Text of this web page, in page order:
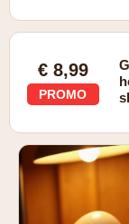
€ 8,99
PROMO